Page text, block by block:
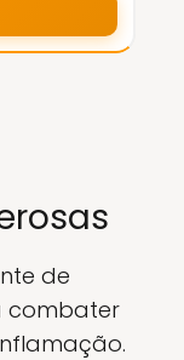
de
combater